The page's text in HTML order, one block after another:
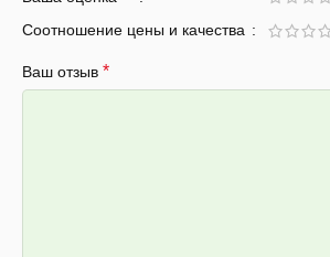
Соотношение цены и качества
Ваш отзыв *